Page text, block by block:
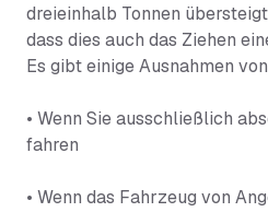
dreieinhalb Tonnen
dass dies auch das Ziehen
Es gibt einige Ausnahmen
• Wenn Sie ausschließlich
fahren
• Wenn das Fahrzeug von